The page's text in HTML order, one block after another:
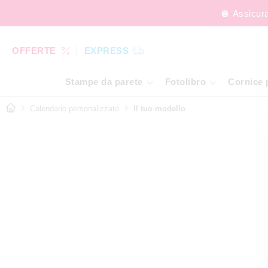
🪩
OFFERTE EXPRESS
Stampe da parete Fotolibro Cornice
Calendario personalizzato Il tuo modello